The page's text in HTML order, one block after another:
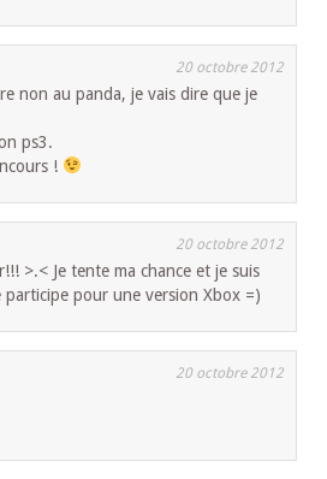
20 octobre 2012
non au panda, je vais dire que je
ps3.
!
20 octobre 2012
>.< Je tente ma chance et je suis
pour une version Xbox =)
20 octobre 2012